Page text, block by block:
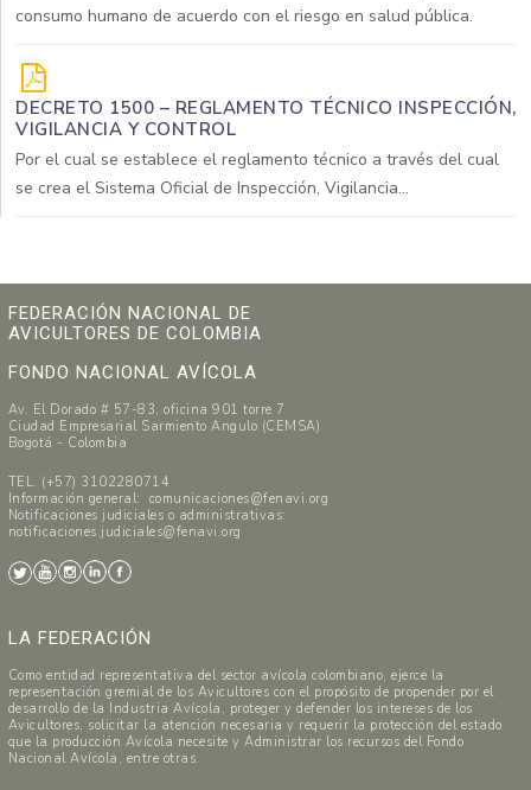
consumo humano de acuerdo con el riesgo en salud pública.
DECRETO 1500 – REGLAMENTO TÉCNICO INSPECCIÓN,
VIGILANCIA Y CONTROL
Por el cual se establece el reglamento técnico a través del cual
se crea el Sistema Oficial de Inspección, Vigilancia...
FEDERACIÓN NACIONAL DE
AVICULTORES DE COLOMBIA
FONDO NACIONAL AVÍCOLA
Av. El Dorado # 57-83, oficina 901 torre 7
Ciudad Empresarial Sarmiento Angulo (CEMSA)
Bogotá - Colombia
TEL. (+57) 3102280714
Información general: comunicaciones@fenavi.org
Notificaciones judiciales o administrativas:
notificaciones.judiciales@fenavi.org
LA FEDERACIÓN
Como entidad representativa del sector avícola colombiano, ejerce la
representación gremial de los Avicultores con el propósito de propender por el
desarrollo de la Industria Avícola, proteger y defender los intereses de los
Avicultores, solicitar la atención necesaria y requerir la protección del estado
que la producción Avícola necesite y Administrar los recursos del Fondo
Nacional Avícola, entre otras.